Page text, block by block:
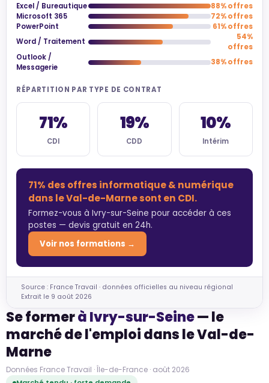
Excel / Bureautique
88% offres
Microsoft 365
72% offres
PowerPoint
61% offres
Word / Traitement
54%
offres
Outlook /
Messagerie
38% offres
RÉPARTITION PAR TYPE DE CONTRAT
71%
CDI
19%
CDD
10%
Intérim
71% des offres informatique & numérique
dans le Val-de-Marne sont en CDI.
Formez-vous à Ivry-sur-Seine pour accéder à ces
postes — devis gratuit en 24h.
Voir nos formations →
Source : France Travail · données officielles au niveau régional
Extrait le 9 août 2026
Se formerà Ivry-sur-Seine— le
marché de l'emploi dans le Val-de-
Marne
Données France Travail · Île-de-France · août 2026